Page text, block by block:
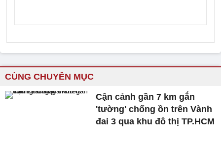
CÙNG CHUYÊN MỤC
Cận cảnh gần 7 km gắn
'tường' chống ồn trên Vành
đai 3 qua khu đô thị TP.HCM